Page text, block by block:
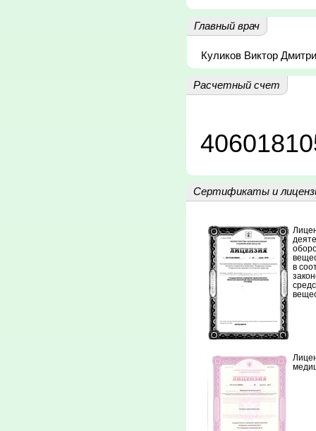
Главный врач
Куликов Виктор
Расчетный счет
Сертификаты и
в